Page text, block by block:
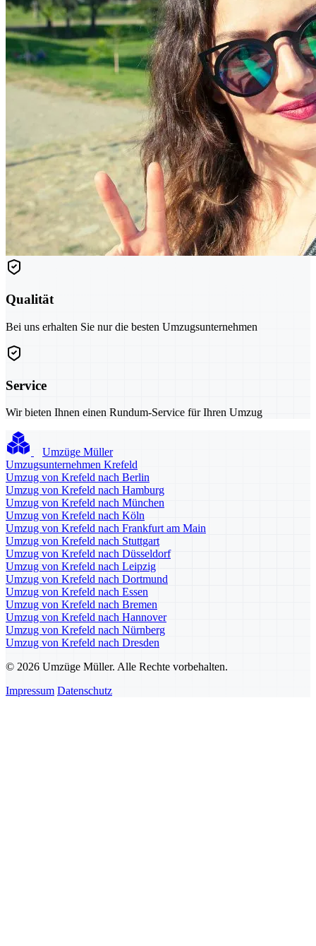
Qualität
Bei uns erhalten Sie nur die besten Umzugsunternehmen
Service
Wir bieten Ihnen einen Rundum-Service für Ihren Umzug
Umzüge Müller
Umzugsunternehmen Krefeld
Umzug von Krefeld nach Berlin
Umzug von Krefeld nach Hamburg
Umzug von Krefeld nach München
Umzug von Krefeld nach Köln
Umzug von Krefeld nach Frankfurt am Main
Umzug von Krefeld nach Stuttgart
Umzug von Krefeld nach Düsseldorf
Umzug von Krefeld nach Leipzig
Umzug von Krefeld nach Dortmund
Umzug von Krefeld nach Essen
Umzug von Krefeld nach Bremen
Umzug von Krefeld nach Hannover
Umzug von Krefeld nach Nürnberg
Umzug von Krefeld nach Dresden
© 2026 Umzüge Müller. Alle Rechte vorbehalten.
Impressum Datenschutz